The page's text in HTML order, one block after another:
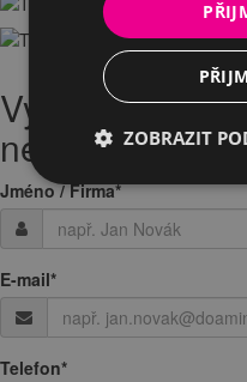
Vyplněte Vaši
nebo zapůjčeni
Jméno / Firma*
E-mail*
Telefon*
ZOBRAZIT